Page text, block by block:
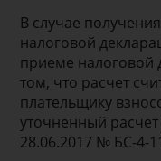
В случае
налоговой
приеме налоговой
том, что расчет
плательщику
уточненный
28.06.2017 № БС-4-